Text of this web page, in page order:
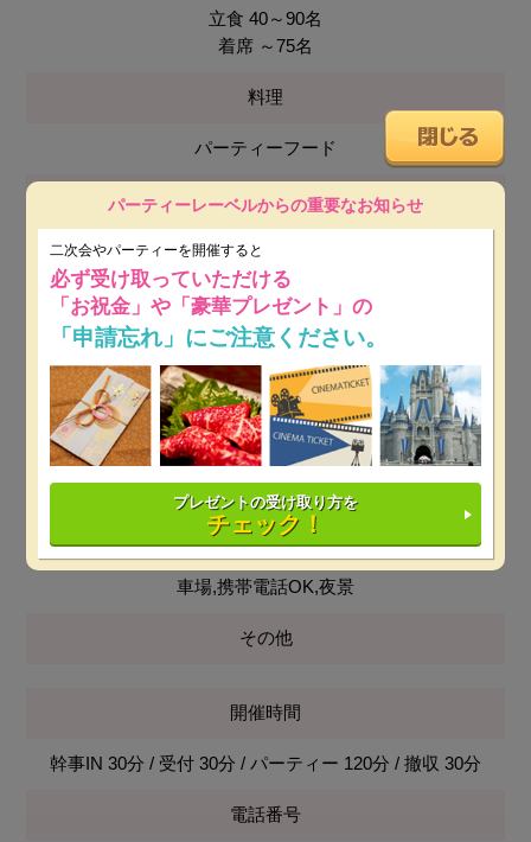
立食 40～90名
着席 ～75名
料理
パーティーフード
会場使用料
無料
最低保証料
平日：20万円～※ 開催日時によっては保証料が変動しま
す。
土日祝：20万円～※ 開催日時によっては保証料が変動し
ます。
設備
プロジェクター&スクリーン,DJブース,音響設備,近隣駐
車場,携帯電話OK,夜景
その他
開催時間
幹事IN 30分 / 受付 30分 / パーティー 120分 / 撤収 30分
電話番号
パーティーレーベルからの重要なお知らせ
二次会やパーティーを開催すると
必ず受け取っていただける
「お祝金」や「豪華プレゼント」の
「申請忘れ」にご注意ください。
プレゼントの受け取り方を
チェック！